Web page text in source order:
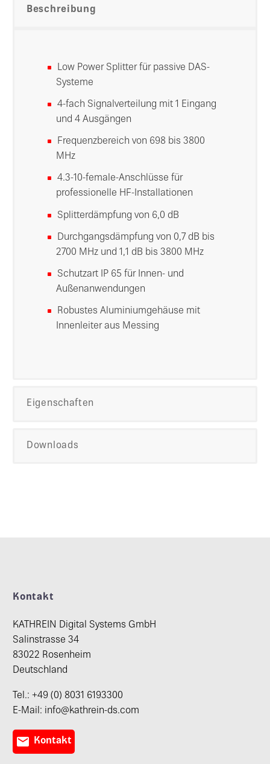
Beschreibung
Low Power Splitter für passive DAS-
Systeme
4-fach Signalverteilung mit 1 Eingang
und 4 Ausgängen
Frequenzbereich von 698 bis 3800
MHz
4.3-10-female-Anschlüsse für
professionelle HF-Installationen
Splitterdämpfung von 6,0 dB
Durchgangsdämpfung von 0,7 dB bis
2700 MHz und 1,1 dB bis 3800 MHz
Schutzart IP 65 für Innen- und
Außenanwendungen
Robustes Aluminiumgehäuse mit
Innenleiter aus Messing
Eigenschaften
Downloads
Kontakt
KATHREIN Digital Systems GmbH
Salinstrasse 34
83022 Rosenheim
Deutschland
Tel.: +49 (0) 8031 6193300
E-Mail: info@kathrein-ds.com
 Kontakt